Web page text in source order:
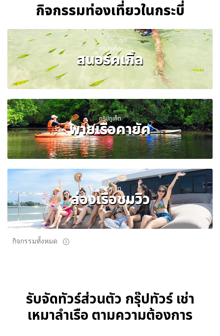
กิจกรรมท่องเที่ยวในกระบี่
ทริปภูเก็ต
สนอร์คเกิ้ล
ทริปภูเก็ต
พายเรือคายัค
ทริปภูเก็ต
ล่องเรือชมวิว
กิจกรรมทั้งหมด
รับจัดทัวร์ส่วนตัว กรุ๊ปทัวร์ เช่า
เหมาลำเรือ ตามความต้องการ